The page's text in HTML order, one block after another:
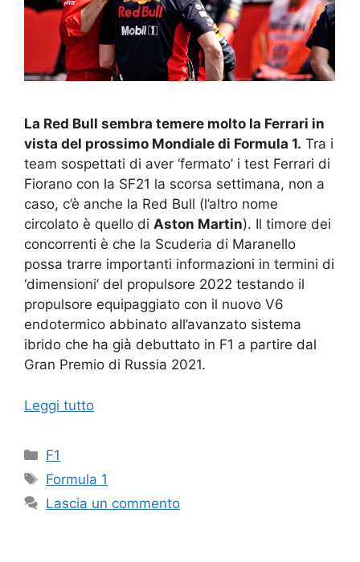
La Red Bull sembra temere molto la Ferrari in
vista del prossimo Mondiale di Formula 1. Tra i
team sospettati di aver ‘fermato’ i test Ferrari di
Fiorano con la SF21 la scorsa settimana, non a
caso, c’è anche la Red Bull (l’altro nome
circolato è quello di Aston Martin). Il timore dei
concorrenti è che la Scuderia di Maranello
possa trarre importanti informazioni in termini di
‘dimensioni’ del propulsore 2022 testando il
propulsore equipaggiato con il nuovo V6
endotermico abbinato all’avanzato sistema
ibrido che ha già debuttato in F1 a partire dal
Gran Premio di Russia 2021.
Leggi tutto
Categorie
F1
Tag
Formula 1
Lascia un commento